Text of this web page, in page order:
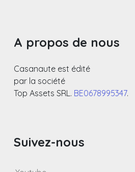
A propos de nous
Casanaute est édité
par la société
Top Assets SRL. BE0678995347.
Suivez-nous